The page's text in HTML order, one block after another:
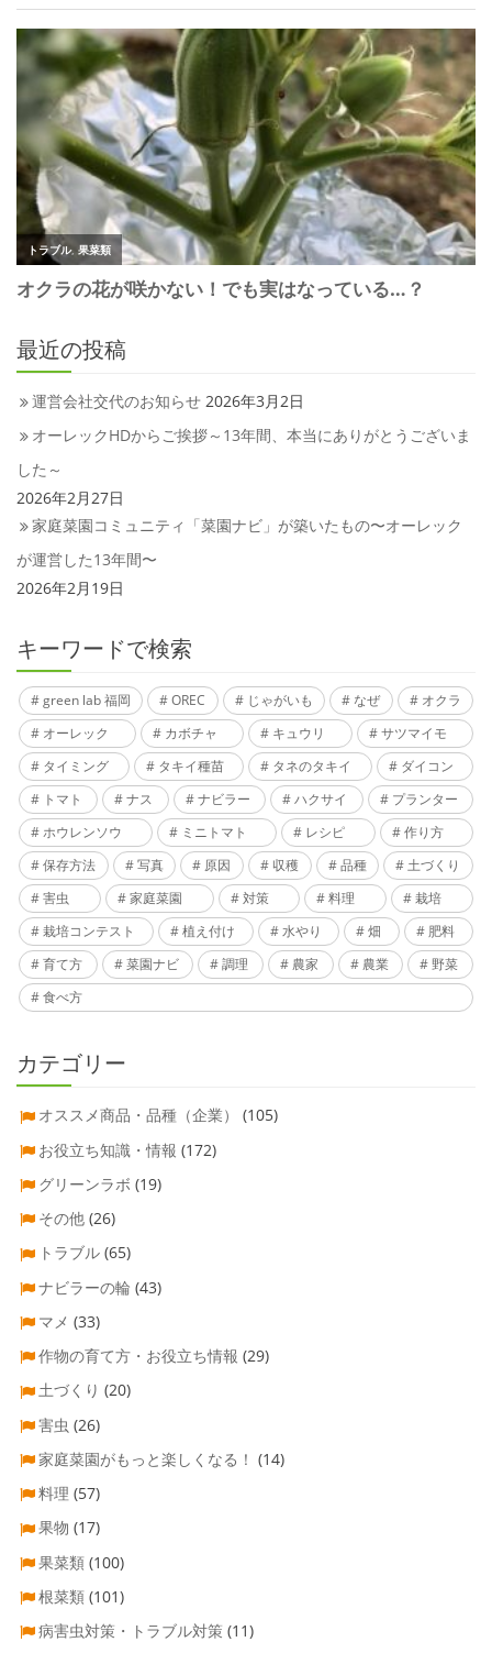
最近の投稿
運営会社交代のお知らせ 2026年3月2日
オーレックHDからご挨拶～13年間、本当にありがとうございま
した～
2026年2月27日
家庭菜園コミュニティ「菜園ナビ」が築いたもの〜オーレック
が運営した13年間〜
2026年2月19日
キーワードで検索
green lab 福岡 OREC じゃがいも なぜ
オクラ
オーレック
カボチャ キュウリ
サツマイモ
タイミング
タキイ種苗 タネのタキイ
ダイコン
トマト
ナス ナビラー ハクサイ
プランター
ホウレンソウ
ミニトマト レシピ
作り方
保存方法
写真 原因 収穫 品種
土づくり
害虫
家庭菜園 対策 料理
栽培
栽培コンテスト
植え付け 水やり 畑
肥料
育て方
菜園ナビ 調理 農家 農業
野菜
食べ方
カテゴリー
オススメ商品・品種（企業）
(105)
お役立ち知識・情報 (172)
グリーンラボ (19)
その他 (26)
トラブル (65)
ナビラーの輪 (43)
マメ (33)
作物の育て方・お役立ち情報 (29)
土づくり (20)
害虫 (26)
家庭菜園がもっと楽しくなる！ (14)
料理 (57)
果物 (17)
果菜類 (100)
根菜類 (101)
病害虫対策・トラブル対策 (11)